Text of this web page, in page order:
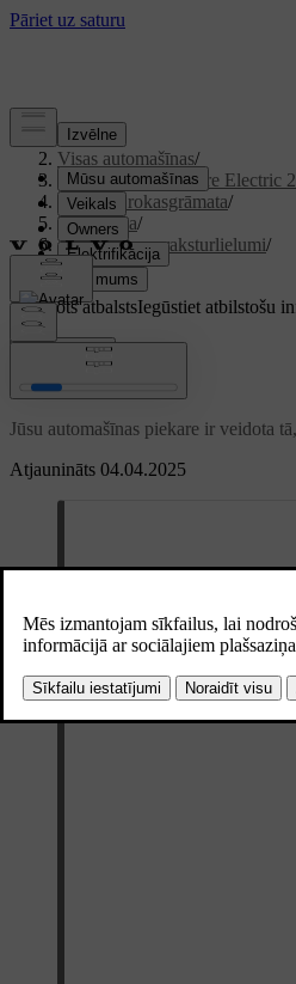
Atbalsts
Visas automašīnas/
XC40 Recharge Pure Electric
Lietotāja rokasgrāmata/
Braukšana/
Braukšanas raksturlielumi/
Piekare
Pielāgots atbalstsIegūstiet atbilstošu
Pierakstīties
Atjaunināts 04.04.2025
Piekare
Jūsu automašīnas piekare ir veidota